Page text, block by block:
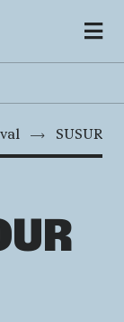
MENU